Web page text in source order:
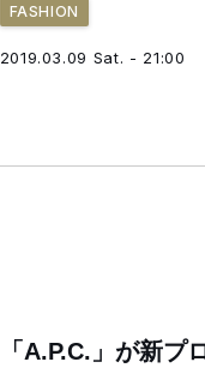
FASHION
2019.03.09 Sat. - 21:00
「A.P.C.」が新